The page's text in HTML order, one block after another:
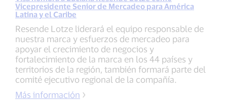
Vicepresidente Senior de Mercadeo para América
Latina y el Caribe
Resende Lotze liderará el equipo responsable de
nuestra marca y esfuerzos de mercadeo para
apoyar el crecimiento de negocios y
fortalecimiento de la marca en los 44 países y
territorios de la región, también formará parte del
comité ejecutivo regional de la compañía.
Más información